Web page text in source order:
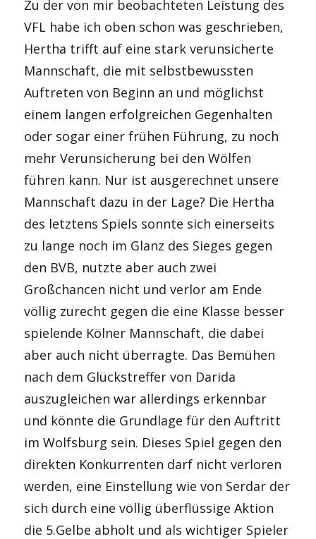
Zu der von mir beobachteten Leistung des
VFL habe ich oben schon was geschrieben,
Hertha trifft auf eine stark verunsicherte
Mannschaft, die mit selbstbewussten
Auftreten von Beginn an und möglichst
einem langen erfolgreichen Gegenhalten
oder sogar einer frühen Führung, zu noch
mehr Verunsicherung bei den Wölfen
führen kann. Nur ist ausgerechnet unsere
Mannschaft dazu in der Lage? Die Hertha
des letztens Spiels sonnte sich einerseits
zu lange noch im Glanz des Sieges gegen
den BVB, nutzte aber auch zwei
Großchancen nicht und verlor am Ende
völlig zurecht gegen die eine Klasse besser
spielende Kölner Mannschaft, die dabei
aber auch nicht überragte. Das Bemühen
nach dem Glückstreffer von Darida
auszugleichen war allerdings erkennbar
und könnte die Grundlage für den Auftritt
im Wolfsburg sein. Dieses Spiel gegen den
direkten Konkurrenten darf nicht verloren
werden, eine Einstellung wie von Serdar der
sich durch eine völlig überflüssige Aktion
die 5.Gelbe abholt und als wichtiger Spieler